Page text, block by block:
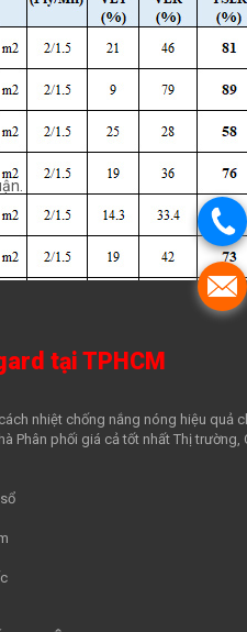
tại TPHCM
nhiệt chống nắng nóng hiệu quả
Phân phối giá cả tốt nhất Thị trường,